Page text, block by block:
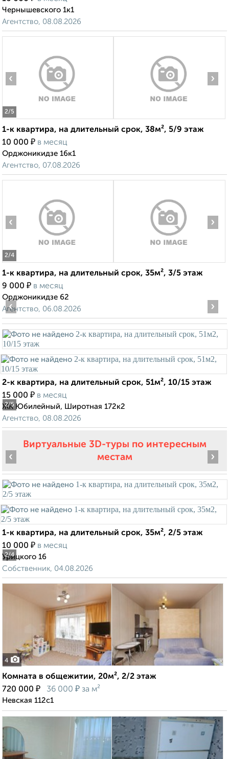
Чернышевского 1к1
Агентство, 08.08.2026
2/5
‹ ›
1-к квартира, на длительный срок, 38м², 5/9 этаж
10 000 ₽ в месяц
Орджоникидзе 16к1
Агентство, 07.08.2026
2/4
‹ ›
1-к квартира, на длительный срок, 35м², 3/5 этаж
9 000 ₽ в месяц
Орджоникидзе 62
Агентство, 06.08.2026
2/5
‹ ›
2-к квартира, на длительный срок, 51м², 10/15 этаж
15 000 ₽ в месяц
ЖК Юбилейный, Широтная 172к2
Агентство, 08.08.2026
Виртуальные 3D-туры по интересным
местам
2/4
‹ ›
1-к квартира, на длительный срок, 35м², 2/5 этаж
10 000 ₽ в месяц
Урицкого 16
Собственник, 04.08.2026
4
Комната в общежитии, 20м², 2/2 этаж
720 000 ₽ 36 000 ₽ за м²
Невская 112с1